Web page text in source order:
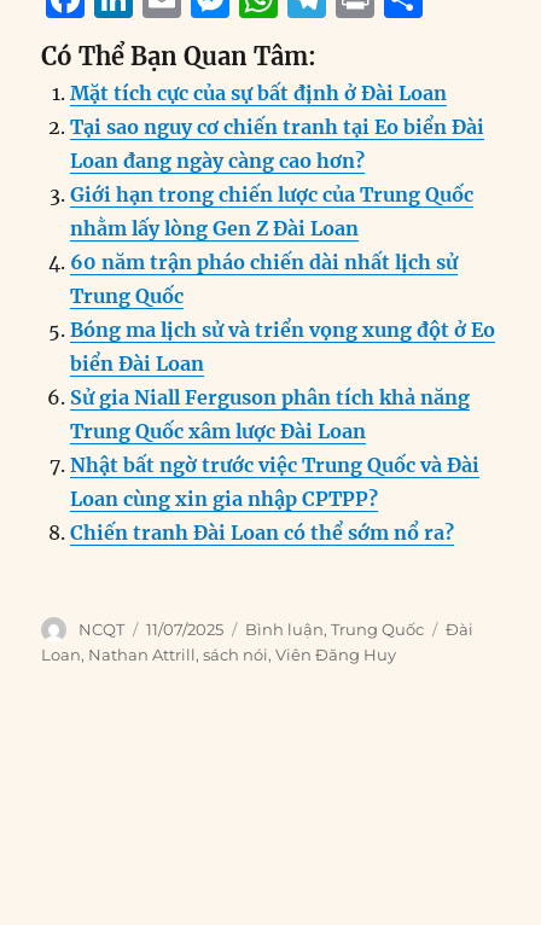
a
c
e
b
o
o
k
n
k
e
d
I
n
m
ai
l
e
ss
e
n
g
er
h
at
s
A
p
p
e
g
r
a
m
n
t
a
re
Có Thể Bạn Quan Tâm:
Mặt tích cực của sự bất định ở Đài Loan
Tại sao nguy cơ chiến tranh tại Eo biển Đài
Loan đang ngày càng cao hơn?
Giới hạn trong chiến lược của Trung Quốc
nhằm lấy lòng Gen Z Đài Loan
60 năm trận pháo chiến dài nhất lịch sử
Trung Quốc
Bóng ma lịch sử và triển vọng xung đột ở Eo
biển Đài Loan
Sử gia Niall Ferguson phân tích khả năng
Trung Quốc xâm lược Đài Loan
Nhật bất ngờ trước việc Trung Quốc và Đài
Loan cùng xin gia nhập CPTPP?
Chiến tranh Đài Loan có thể sớm nổ ra?
Author
NCQT
Posted
on
11/07/2025 Categories
Bình luận,Trung Quốc Tags
Đài
Loan, Nathan Attrill,sách nói,Viên Đăng Huy